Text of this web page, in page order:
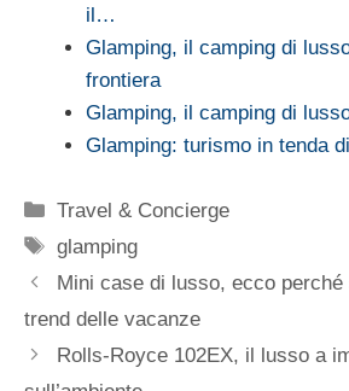
il…
Glamping, il camping di
frontiera
Glamping, il camping di
Glamping: turismo in tenda
Categorie
Travel & Concierge
Tag
glamping
Mini case di lusso, ecco perché
trend delle vacanze
Rolls-Royce 102EX, il lusso a